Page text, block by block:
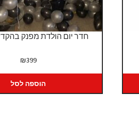
חדר יום הולדת מפנק
₪399
הוספה לסל